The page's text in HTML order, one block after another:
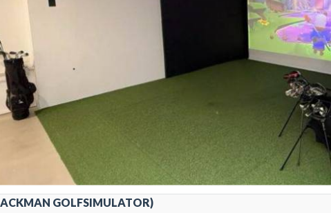
GOLFSIMULATOR)